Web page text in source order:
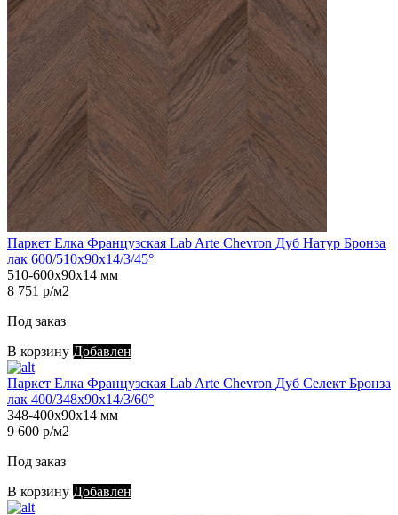
Паркет Елка Французская Lab Arte Chevron Дуб Натур Бронза
лак 600/510х90х14/3/45°
510-600х90х14 мм
8 751 р/м2
Под заказ
В корзину Добавлен
Паркет Елка Французская Lab Arte Chevron Дуб Селект Бронза
лак 400/348х90х14/3/60°
348-400х90х14 мм
9 600 р/м2
Под заказ
В корзину Добавлен